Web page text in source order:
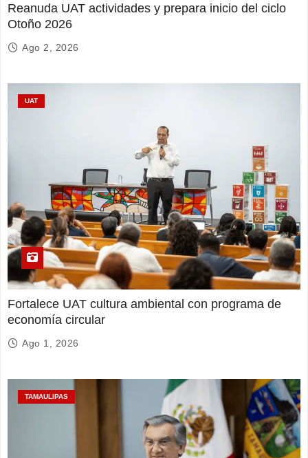
Reanuda UAT actividades y prepara inicio del ciclo
Otoño 2026
Ago 2, 2026
UAT
Fortalece UAT cultura ambiental con programa de
economía circular
Ago 1, 2026
TAMAULIPAS